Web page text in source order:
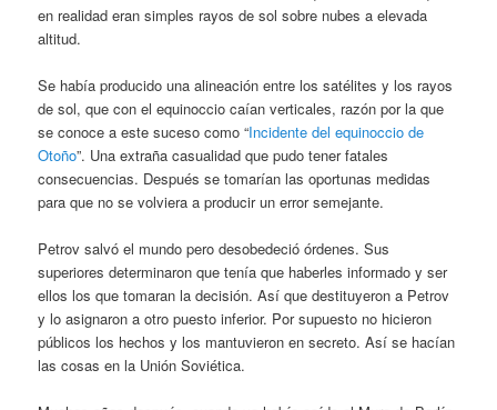
en realidad eran simples rayos de sol sobre nubes a elevada
altitud.
Se había producido una alineación entre los satélites y los rayos
de sol, que con el equinoccio caían verticales, razón por la que
se conoce a este suceso como “Incidente del equinoccio de
Otoño”. Una extraña casualidad que pudo tener fatales
consecuencias. Después se tomarían las oportunas medidas
para que no se volviera a producir un error semejante.
Petrov salvó el mundo pero desobedeció órdenes. Sus
superiores determinaron que tenía que haberles informado y ser
ellos los que tomaran la decisión. Así que destituyeron a Petrov
y lo asignaron a otro puesto inferior. Por supuesto no hicieron
públicos los hechos y los mantuvieron en secreto. Así se hacían
las cosas en la Unión Soviética.